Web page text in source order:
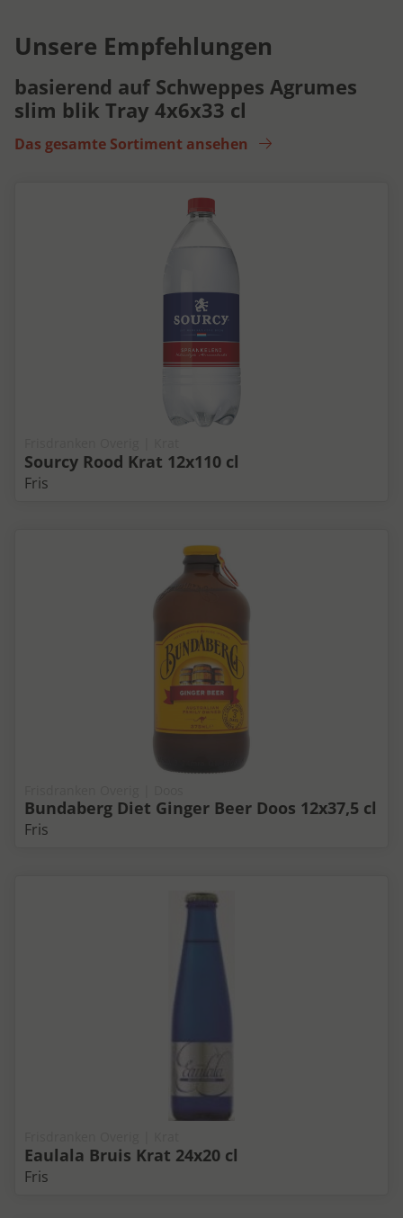
Unsere Empfehlungen
basierend auf Schweppes Agrumes
slim blik Tray 4x6x33 cl
Das gesamte Sortiment ansehen
Sourcy Rood Krat 12x110 cl
Fris
Bundaberg Diet Ginger Beer Doos 12x37,5 cl
Fris
Eaulala Bruis Krat 24x20 cl
Fris